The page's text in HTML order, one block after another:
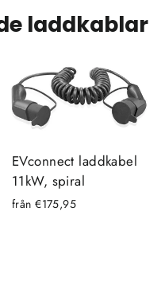
laddkablar
EVconnect laddkabel
11kW, spiral
från €175,95